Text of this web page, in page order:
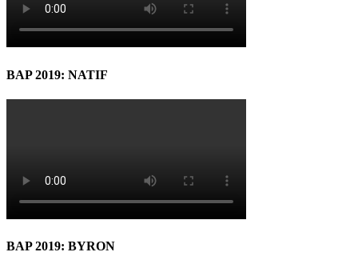
BAP 2019: NATIF
BAP 2019: BYRON